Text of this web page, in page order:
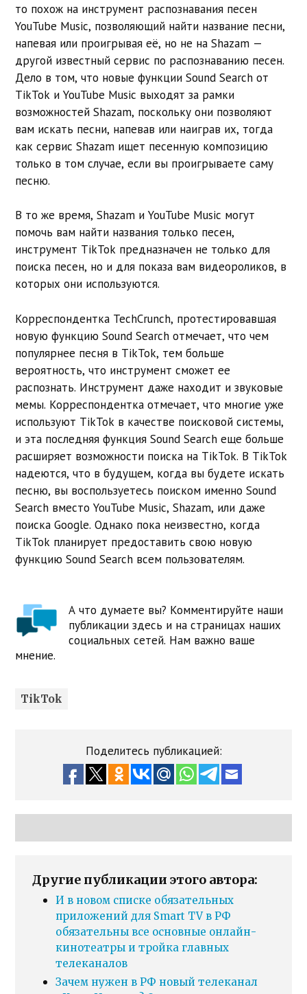
то похож на инструмент распознавания песен
YouTube Music, позволяющий найти название песни,
напевая или проигрывая её, но не на Shazam —
другой известный сервис по распознаванию песен.
Дело в том, что новые функции Sound Search от
TikTok и YouTube Music выходят за рамки
возможностей Shazam, поскольку они позволяют
вам искать песни, напевав или наиграв их, тогда
как сервис Shazam ищет песенную композицию
только в том случае, если вы проигрываете саму
песню.
В то же время, Shazam и YouTube Music могут
помочь вам найти названия только песен,
инструмент TikTok предназначен не только для
поиска песен, но и для показа вам видеороликов, в
которых они используются.
Корреспондентка TechCrunch, протестировавшая
новую функцию Sound Search отмечает, что чем
популярнее песня в TikTok, тем больше
вероятность, что инструмент сможет ее
распознать. Инструмент даже находит и звуковые
мемы. Корреспондентка отмечает, что многие уже
используют TikTok в качестве поисковой системы,
и эта последняя функция Sound Search еще больше
расширяет возможности поиска на TikTok. В TikTok
надеются, что в будущем, когда вы будете искать
песню, вы воспользуетесь поиском именно Sound
Search вместо YouTube Music, Shazam, или даже
поиска Google. Однако пока неизвестно, когда
TikTok планирует предоставить свою новую
функцию Sound Search всем пользователям.
А что думаете вы? Комментируйте наши
публикации здесь и на страницах наших
социальных сетей. Нам важно ваше
мнение.
TikTok
Поделитесь публикацией:
Другие публикации этого автора:
И в новом списке обязательных
приложений для Smart TV в РФ
обязательны все основные онлайн-
кинотеатры и тройка главных
телеканалов
Зачем нужен в РФ новый телеканал